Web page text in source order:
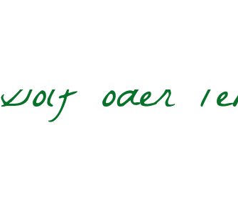
Golf oder